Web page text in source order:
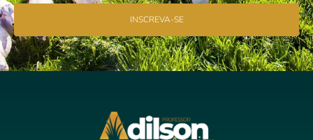
INSCREVA-SE